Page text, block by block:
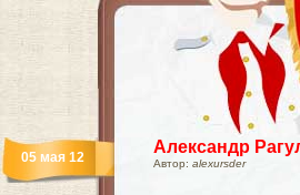
Александр
Автор: alexursder
05 мая 12